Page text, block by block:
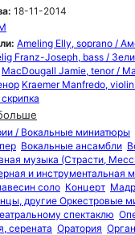
18-11-2014
Ameling Elly, soprano /
Franz-Joseph, bass /
MacDougall Jamie, tenor /
Kraemer Manfredo,
/ Вокальные миниатюры
Вокальные ансамбли
музыка (Страсти,
и инструментальная
соло Концерт
другие Оркестровые
спектаклю
серената Оратория